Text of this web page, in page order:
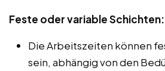
Feste oder variable Schichten:
Die Arbeitszeiten können
sein, abhängig von den